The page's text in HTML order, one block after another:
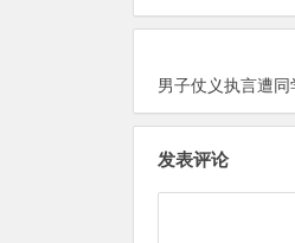
让人惊愕【365娱
男子仗义执言遭同学怒怼
发表评论